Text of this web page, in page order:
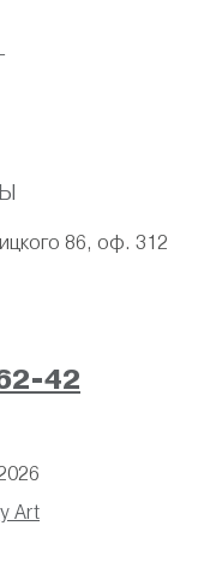
86, оф. 312
42
Art